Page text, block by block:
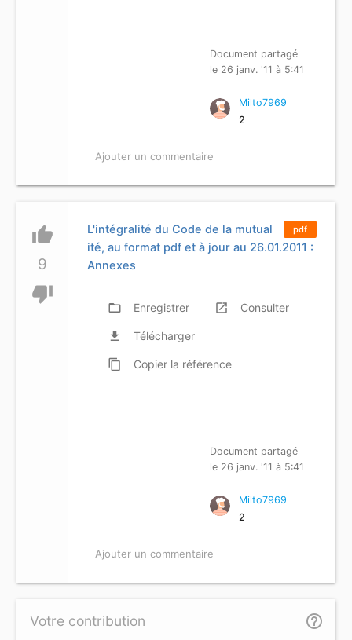
Document partagé
le 26 janv. '11 à 5:41
Milto7969
2
Ajouter un commentaire
thumb_up
9
thumb_down
pdf
L'intégralité du Code de la mutual
ité, au format pdf et à jour au 26.01.2011 :
Annexes
folder_open Enregistrer launch Consulter
file_download Télécharger
content_copy Copier la référence
Document partagé
le 26 janv. '11 à 5:41
Milto7969
2
Ajouter un commentaire
Votre contribution help_outline